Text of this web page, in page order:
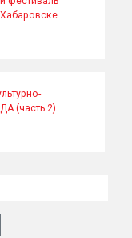
…
(часть 2)